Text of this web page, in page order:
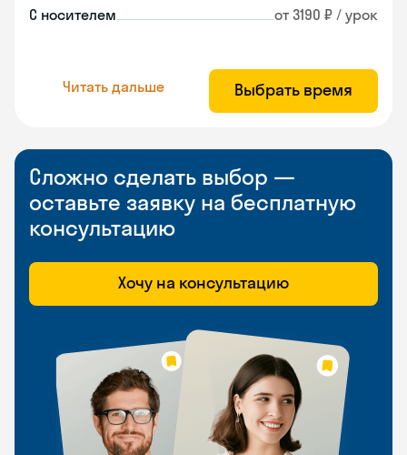
С носителем от 3190 ₽ / урок
Читать дальше Выбрать время
Сложно сделать выбор —
оставьте заявку на бесплатную
консультацию
Хочу на консультацию